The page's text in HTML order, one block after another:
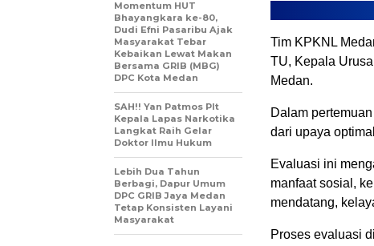
Tim KPKNL
TU, Kepala
Medan.
Dalam
dari upaya
Evaluasi ini
manfaat sosial,
mendatang,
Proses evaluasi
Momentum HUT
Bhayangkara ke-80,
Dudi Efni Pasaribu Ajak
Masyarakat Tebar
Kebaikan Lewat Makan
Bersama GRIB (MBG)
DPC Kota Medan
SAH!! Yan Patmos Plt
Kepala Lapas Narkotika
Langkat Raih Gelar
Doktor Ilmu Hukum
Lebih Dua Tahun
Berbagi, Dapur Umum
DPC GRIB Jaya Medan
Tetap Konsisten Layani
Masyarakat